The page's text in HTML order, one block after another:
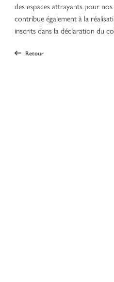
des espaces attrayants pour
contribue également à la
inscrits dans la déclaration du
Retour